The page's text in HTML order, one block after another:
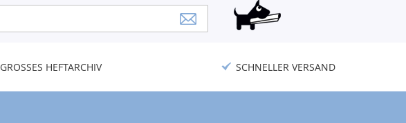
GROSSES HEFTARCHIV SCHNELLER VERSAND